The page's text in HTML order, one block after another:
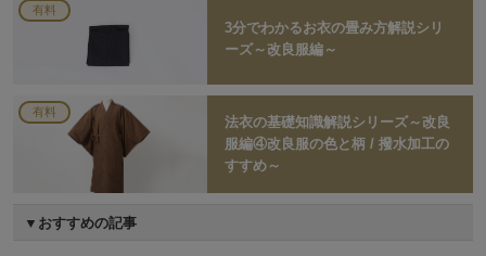
有料
3分でわかるお衣の畳み方解説シリ
ーズ～改良服編～
有料
法衣の基礎知識解説シリーズ～改良
服編④改良服の色と柄 / 撥水加工の
すすめ～
おすすめの記事